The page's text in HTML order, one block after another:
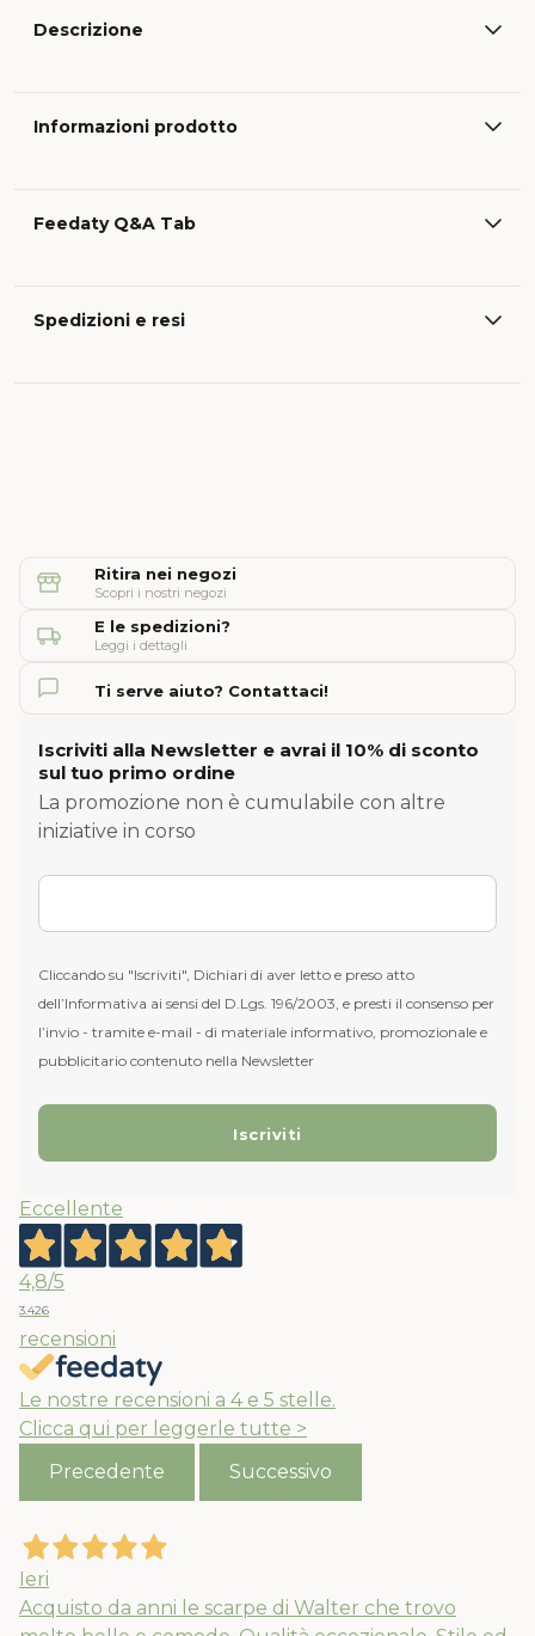
Descrizione
Informazioni prodotto
Feedaty Q&A Tab
Spedizioni e resi
Ritira nei negozi
Scopri i nostri negozi
E le spedizioni?
Leggi i dettagli
Ti serve aiuto? Contattaci!
Iscriviti alla Newsletter e avrai il 10% di sconto
sul tuo primo ordine
La promozione non è cumulabile con altre
iniziative in corso
Cliccando su "Iscriviti", Dichiari di aver letto e preso atto
dell’Informativa ai sensi del D.Lgs. 196/2003, e presti il consenso per
l’invio - tramite e-mail - di materiale informativo, promozionale e
pubblicitario contenuto nella Newsletter
Eccellente
4,8/5
3.426
recensioni
Le nostre recensioni a 4 e 5 stelle.
Clicca qui per leggerle tutte >
Precedente
Successivo
Ieri
Acquisto da anni le scarpe di Walter che trovo